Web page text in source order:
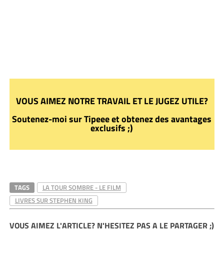
VOUS AIMEZ NOTRE TRAVAIL ET LE JUGEZ UTILE?
Soutenez-moi sur Tipeee et obtenez des avantages
exclusifs ;)
TAGS
LA TOUR SOMBRE - LE FILM
LIVRES SUR STEPHEN KING
VOUS AIMEZ L'ARTICLE? N'HESITEZ PAS A LE PARTAGER ;)